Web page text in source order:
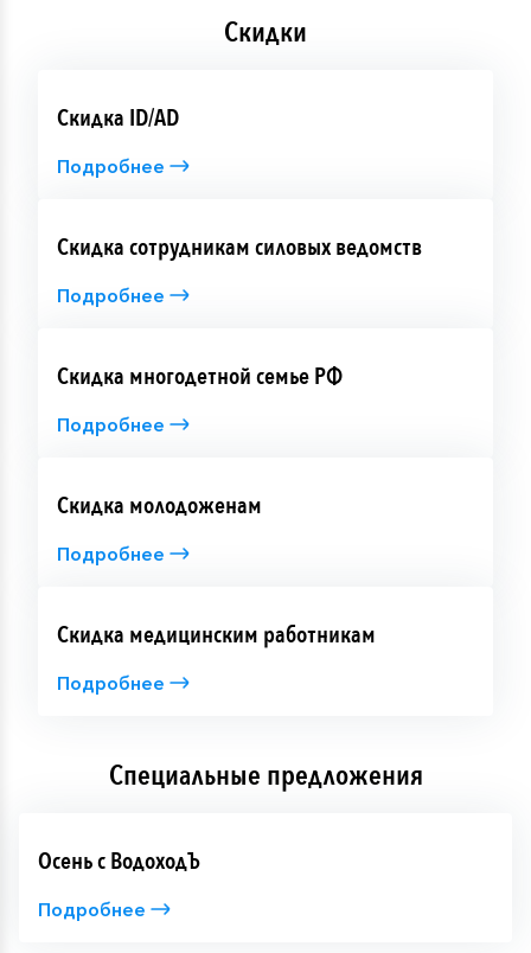
Скидки
Скидка ID/AD
Подробнее
Скидка сотрудникам силовых ведомств
Подробнее
Скидка многодетной семье РФ
Подробнее
Скидка молодоженам
Подробнее
Скидка медицинским работникам
Подробнее
Специальные предложения
Осень с ВодоходЪ
Подробнее